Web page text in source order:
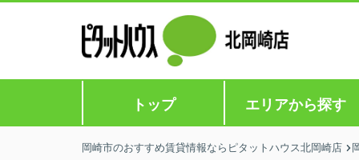
トップ エリアから探す
岡崎市のおすすめ賃貸情報ならピタットハウス北岡崎店